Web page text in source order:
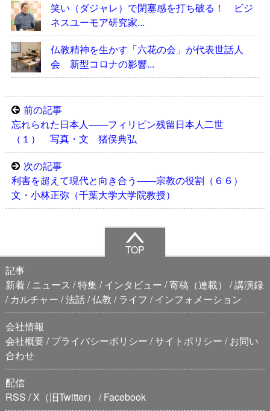
笑い（ダジャレ）で閉塞感を打ち破る！ ビジ
ネスユーモア研究家...
仏教精神を生かす「六花の会」が代表世話人
会 新型コロナの影響...
前の記事
忘れられた日本人――フィリピン残留日本人二世
（１） 写真・文 猪俣典弘
次の記事
利害を超えて現代と向き合う――宗教の役割（６６）
文・小林正弥（千葉大学大学院教授）
TOP
記事
新着
ニュース 特集 インタビュー 寄稿（連載）
講演録
カルチャー 法話 仏教 ライフ
インフォメーション
会社情報
会社概要 プライバシーポリシー サイトポリシー
お問い
合わせ
配信
RSS X（旧Twitter） Facebook